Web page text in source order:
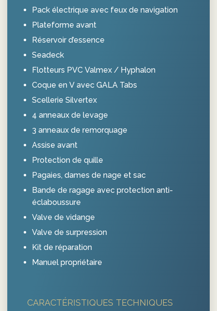
Pack électrique avec feux de navigation
Plateforme avant
Réservoir d’essence
Seadeck
Flotteurs PVC Valmex / Hyphalon
Coque en V avec GALA Tabs
Scellerie Silvertex
4 anneaux de levage
3 anneaux de remorquage
Assise avant
Protection de quille
Pagaies, dames de nage et sac
Bande de ragage avec protection anti-
éclaboussure
Valve de vidange
Valve de surpression
Kit de réparation
Manuel propriétaire
CARACTÉRISTIQUES TECHNIQUES